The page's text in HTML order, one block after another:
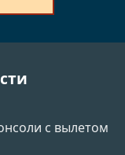
с вылетом